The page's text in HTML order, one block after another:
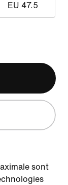
EU 47.5
sont